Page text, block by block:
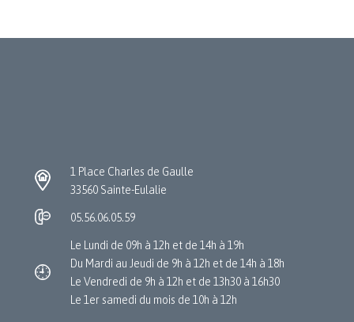
1 Place Charles de Gaulle
33560 Sainte-Eulalie
05.56.06.05.59
Le Lundi de 09h à 12h et de 14h à 19h
Du Mardi au Jeudi de 9h à 12h et de 14h à 18h
Le Vendredi de 9h à 12h et de 13h30 à 16h30
Le 1er samedi du mois de 10h à 12h